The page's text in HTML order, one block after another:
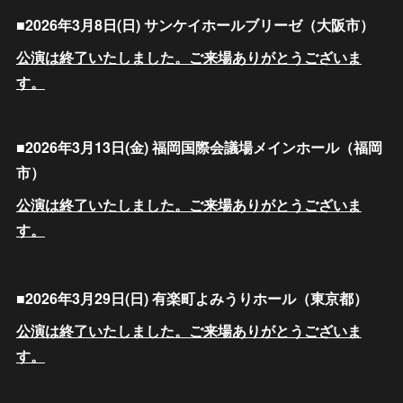
■2026年3月8日(日) サンケイホールブリーゼ（大阪市）
公演は終了いたしました。ご来場ありがとうございま
す。
■2026年3月13日(金) 福岡国際会議場メインホール（福岡
市）
公演は終了いたしました。ご来場ありがとうございま
す。
■2026年3月29日(日) 有楽町よみうりホール（東京都）
公演は終了いたしました。ご来場ありがとうございま
す。